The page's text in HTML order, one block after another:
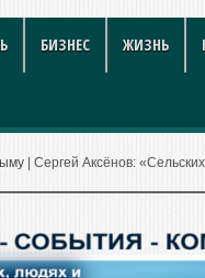
БИЗНЕС ЖИЗНЬ
Сергей Аксёнов: